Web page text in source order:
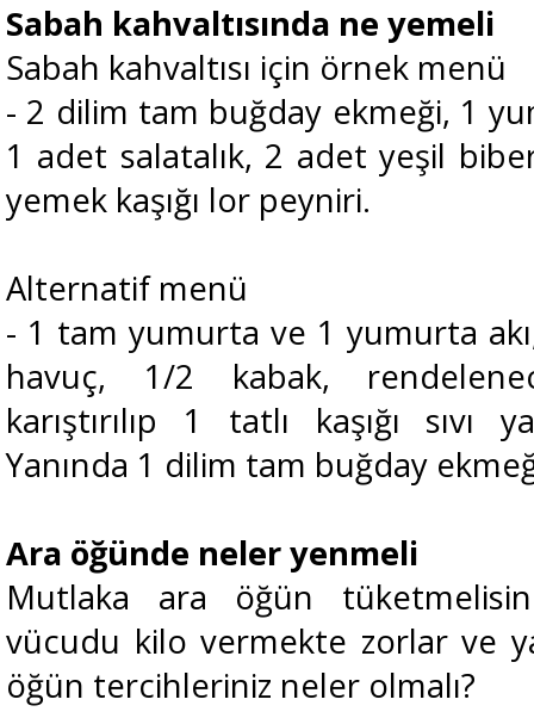
Sabah kahvaltısında ne yemeli
Sabah kahvaltısı için örnek menü
- 2 dilim tam buğday ekmeği, 1
1 adet salatalık, 2 adet yeşil
yemek kaşığı lor peyniri.
Alternatif menü
- 1 tam yumurta ve 1 yumurta
havuç, 1/2 kabak,
karıştırılıp 1 tatlı kaşığı sıvı
Yanında 1 dilim tam buğday
Ara öğünde neler yenmeli
Mutlaka ara öğün
vücudu kilo vermekte zorlar ve
öğün tercihleriniz neler olmalı?